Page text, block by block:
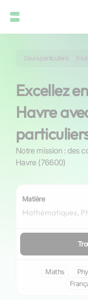
Cours particuliers
Excellez
Havre
Notre mission : des
Havre (76600)
Matière
Maths